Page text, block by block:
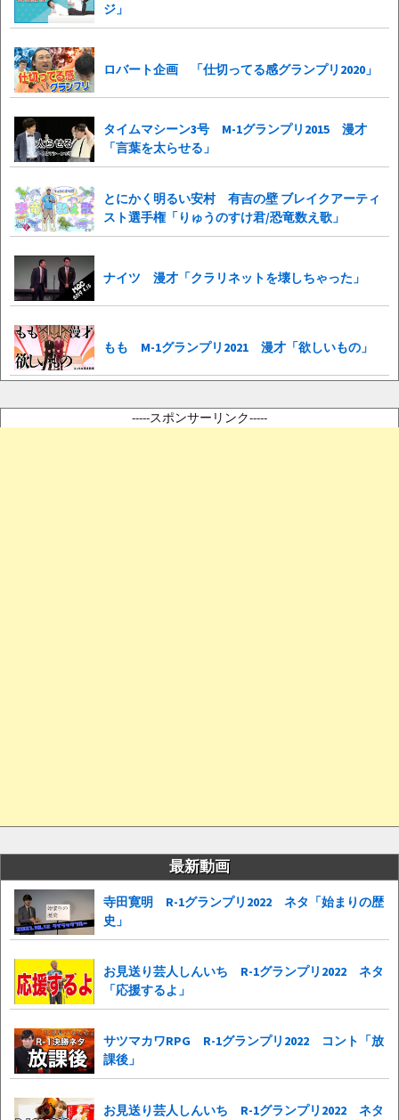
ジ」
ロバート企画 「仕切ってる感グランプリ2020」
タイムマシーン3号 M-1グランプリ2015 漫才
「言葉を太らせる」
とにかく明るい安村 有吉の壁 ブレイクアーティ
スト選手権「りゅうのすけ君/恐竜数え歌」
ナイツ 漫才「クラリネットを壊しちゃった」
もも M-1グランプリ2021 漫才「欲しいもの」
-----スポンサーリンク-----
最新動画
寺田寛明 R-1グランプリ2022 ネタ「始まりの歴
史」
お見送り芸人しんいち R-1グランプリ2022 ネタ
「応援するよ」
サツマカワRPG R-1グランプリ2022 コント「放
課後」
お見送り芸人しんいち R-1グランプリ2022 ネタ